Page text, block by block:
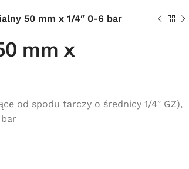
50 mm x 1/4″ 0-6 bar
mm x
od spodu tarczy o średnicy 1/4″ GZ),